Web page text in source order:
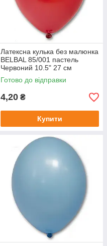
Латексна кулька без малюнка
BELBAL 85/001 пастель
Червоний 10.5" 27 см
Готово до відправки
4,20 ₴
Купити